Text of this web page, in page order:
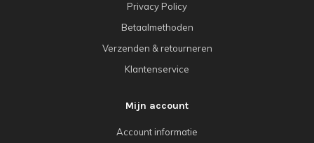
Privacy Policy
Betaalmethoden
Verzenden & retourneren
Klantenservice
Mijn account
Account informatie